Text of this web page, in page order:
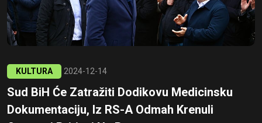
KULTURA 2024-12-14
Sud BiH Će Zatražiti Dodikovu Medicinsku
Dokumentaciju, Iz RS-A Odmah Krenuli